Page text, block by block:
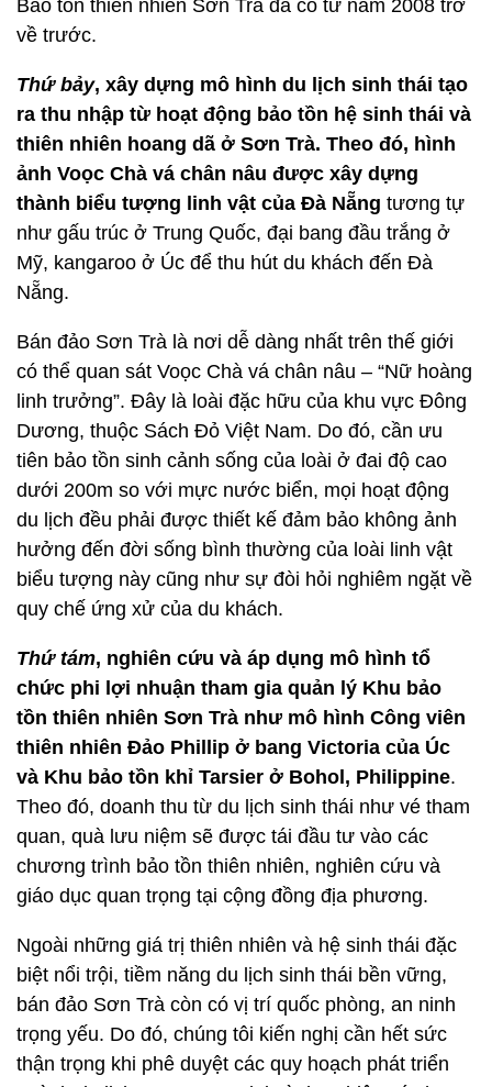
Bảo tồn thiên nhiên Sơn Trà đã có từ năm 2008 trở
về trước.
Thứ bảy, xây dựng mô hình du lịch sinh thái tạo
ra thu nhập từ hoạt động bảo tồn hệ sinh thái và
thiên nhiên hoang dã ở Sơn Trà. Theo đó, hình
ảnh Voọc Chà vá chân nâu được xây dựng
thành biểu tượng linh vật của Đà Nẵng tương tự
như gấu trúc ở Trung Quốc, đại bang đầu trắng ở
Mỹ, kangaroo ở Úc để thu hút du khách đến Đà
Nẵng.
Bán đảo Sơn Trà là nơi dễ dàng nhất trên thế giới
có thể quan sát Voọc Chà vá chân nâu – “Nữ hoàng
linh trưởng”. Đây là loài đặc hữu của khu vực Đông
Dương, thuộc Sách Đỏ Việt Nam. Do đó, cần ưu
tiên bảo tồn sinh cảnh sống của loài ở đai độ cao
dưới 200m so với mực nước biển, mọi hoạt động
du lịch đều phải được thiết kế đảm bảo không ảnh
hưởng đến đời sống bình thường của loài linh vật
biểu tượng này cũng như sự đòi hỏi nghiêm ngặt về
quy chế ứng xử của du khách.
Thứ tám, nghiên cứu và áp dụng mô hình tổ
chức phi lợi nhuận tham gia quản lý Khu bảo
tồn thiên nhiên Sơn Trà như mô hình Công viên
thiên nhiên Đảo Phillip ở bang Victoria của Úc
và Khu bảo tồn khỉ Tarsier ở Bohol, Philippine.
Theo đó, doanh thu từ du lịch sinh thái như vé tham
quan, quà lưu niệm sẽ được tái đầu tư vào các
chương trình bảo tồn thiên nhiên, nghiên cứu và
giáo dục quan trọng tại cộng đồng địa phương.
Ngoài những giá trị thiên nhiên và hệ sinh thái đặc
biệt nổi trội, tiềm năng du lịch sinh thái bền vững,
bán đảo Sơn Trà còn có vị trí quốc phòng, an ninh
trọng yếu. Do đó, chúng tôi kiến nghị cần hết sức
thận trọng khi phê duyệt các quy hoạch phát triển